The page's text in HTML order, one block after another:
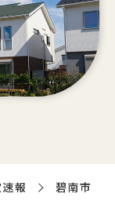
報
碧南市